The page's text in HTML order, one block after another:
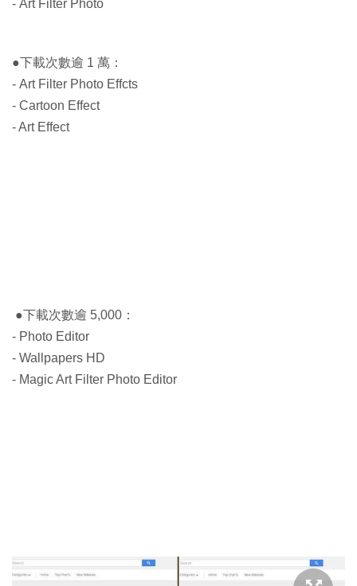
- Art Filter Photo
●下載次數逾 1 萬：
- Art Filter Photo Effcts
- Cartoon Effect
- Art Effect
●下載次數逾 5,000：
- Photo Editor
- Wallpapers HD
- Magic Art Filter Photo Editor